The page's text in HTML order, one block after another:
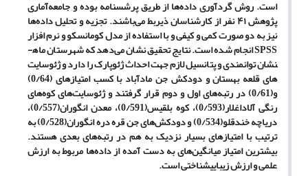
است. روش گردآوری داده‌­ها از طریق پرشسنامه بوده و جامعه‌­آماری
پژوهش ۴۱ نفر از کارشناسان ذی­ربط می­‌باشند. تجزیه و تحلیل داده‌­ها
نیز به دو صورت کمی و کیفی و با استفاده از مدل کومانسکو و نرم افزار
SPSS انجام شده است. نتایج تحقیق نشان می‌­دهد که شهرستان ماه­
نشان توانمندی و پتانسیل­ لازم جهت احداث ژئوپارک را دارد و ژئوسایت­‌
های قلعه بهستان و دودکش جن مادآباد با کسب امتیاز­های (0/64)
و(0/61) در رتبه‌­های اول و دوم قرار گرفتند و ژئوسایت‌­های کوه­‌های
رنگی آلاداغلار(0/593)، کوه بلقیس(0/591)، معدن انگوران(0/557 )،
دریاچه خندقلو(0/534) و دودکش‌­های جن قره دره انگوران(0/528) به
ترتیب با امتیاز­های بسیار نزدیک به هم در رتبه‌­های بعدی هستند.
بیش‏ترین امتیاز میانگین­‌های به دست آمده از داده‌­ها مربوط به ارزش
علمی و ارزش زیبایی­شناختی است.